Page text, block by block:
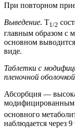
При повторном
Выведение. T1/2
главным образом с
основном
виде.
Таблетки с
пленочной оболочкой
Абсорбция —
основного
наблюдается через